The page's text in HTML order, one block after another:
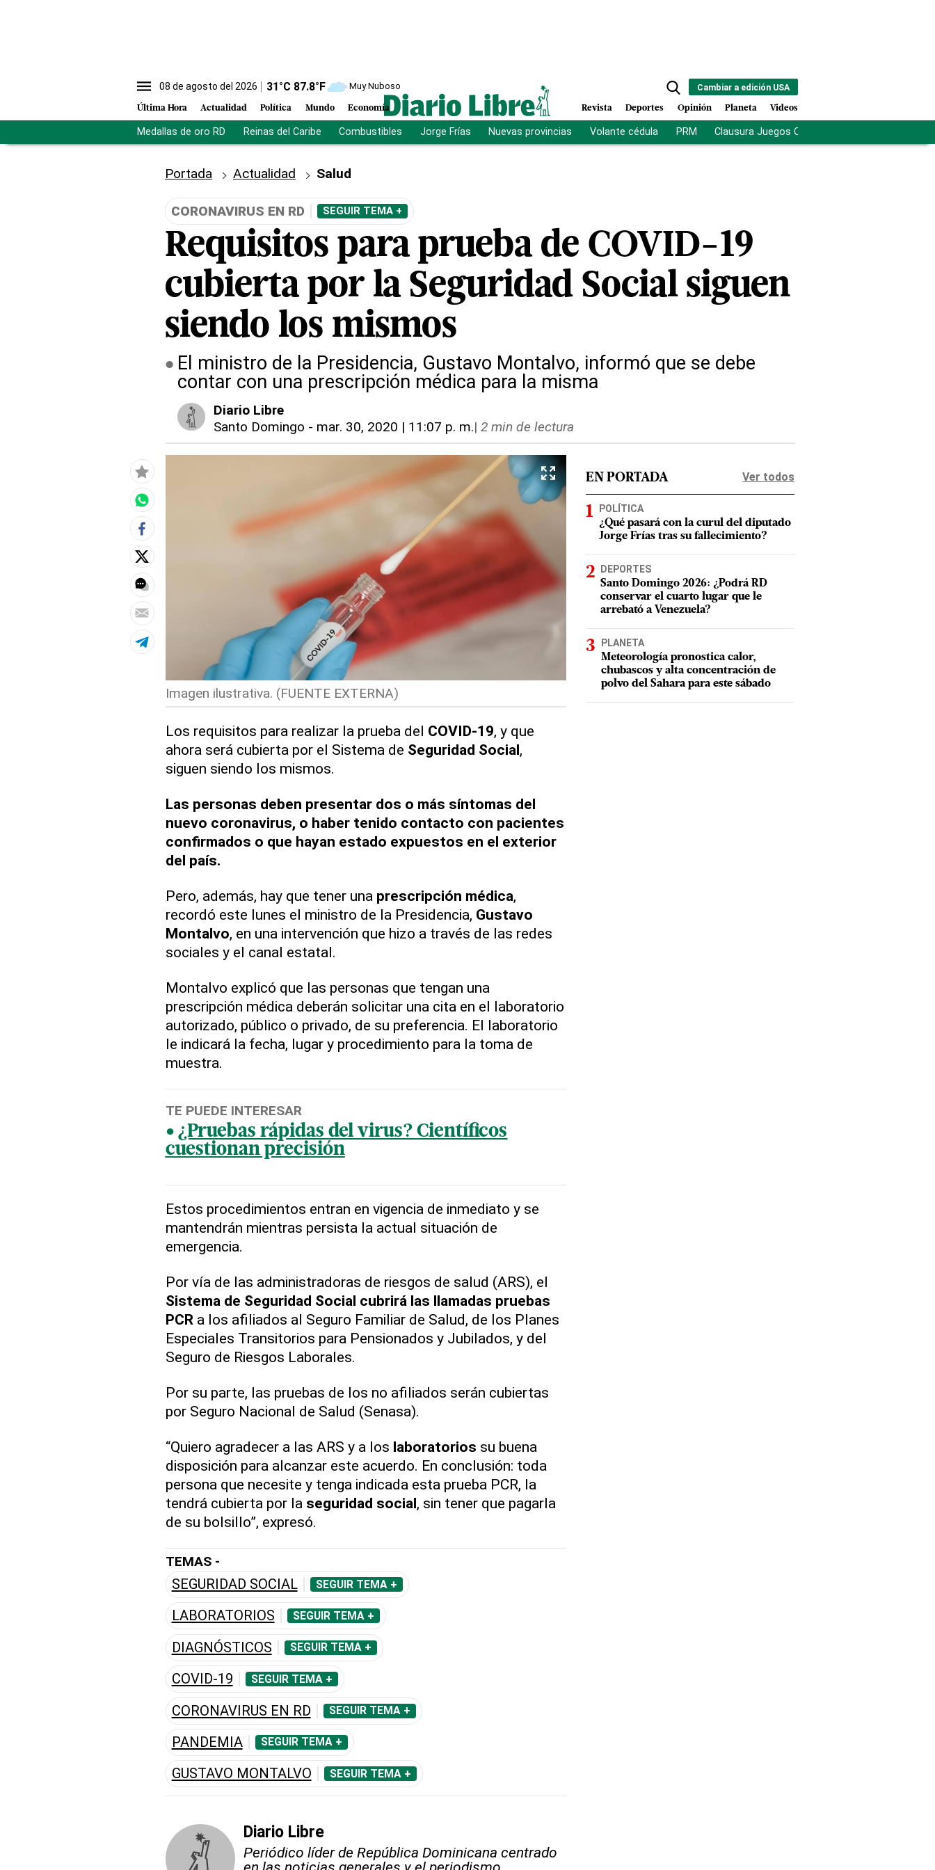
08 de agosto del 2026 31°C 87.8°F Muy Nuboso
Última Hora Actualidad Política Mundo Economía
Cambiar a edición USA
Revista Deportes Opinión Planeta Videos
Medallas de oro RD Reinas del Caribe Combustibles Jorge Frías Nuevas provincias Volante cédula PRM Clausura Juegos Centroamericanos
Portada Actualidad Salud
CORONAVIRUS EN RD SEGUIR TEMA +
Requisitos para prueba de COVID-19
cubierta por la Seguridad Social siguen
siendo los mismos
El ministro de la Presidencia, Gustavo Montalvo, informó que se debe
contar con una prescripción médica para la misma
Diario Libre
Santo Domingo - mar. 30, 2020 | 11:07 p. m.| 2 min de lectura
Imagen ilustrativa. (FUENTE EXTERNA)
Los requisitos para realizar la prueba del COVID-19, y que
ahora será cubierta por el Sistema de Seguridad Social,
siguen siendo los mismos.
Las personas deben presentar dos o más síntomas del
nuevo coronavirus, o haber tenido contacto con pacientes
confirmados o que hayan estado expuestos en el exterior
del país.
Pero, además, hay que tener una prescripción médica,
recordó este lunes el ministro de la Presidencia, Gustavo
Montalvo, en una intervención que hizo a través de las redes
sociales y el canal estatal.
Montalvo explicó que las personas que tengan una
prescripción médica deberán solicitar una cita en el laboratorio
autorizado, público o privado, de su preferencia. El laboratorio
le indicará la fecha, lugar y procedimiento para la toma de
muestra.
TE PUEDE INTERESAR
¿Pruebas rápidas del virus? Científicos
cuestionan precisión
Estos procedimientos entran en vigencia de inmediato y se
mantendrán mientras persista la actual situación de
emergencia.
Por vía de las administradoras de riesgos de salud (ARS), el
Sistema de Seguridad Social cubrirá las llamadas pruebas
PCR a los afiliados al Seguro Familiar de Salud, de los Planes
Especiales Transitorios para Pensionados y Jubilados, y del
Seguro de Riesgos Laborales.
Por su parte, las pruebas de los no afiliados serán cubiertas
por Seguro Nacional de Salud (Senasa).
“Quiero agradecer a las ARS y a los laboratorios su buena
disposición para alcanzar este acuerdo. En conclusión: toda
persona que necesite y tenga indicada esta prueba PCR, la
tendrá cubierta por la seguridad social, sin tener que pagarla
de su bolsillo”, expresó.
TEMAS -
SEGURIDAD SOCIAL SEGUIR TEMA +
LABORATORIOS SEGUIR TEMA +
DIAGNÓSTICOS SEGUIR TEMA +
COVID-19 SEGUIR TEMA +
CORONAVIRUS EN RD SEGUIR TEMA +
PANDEMIA SEGUIR TEMA +
GUSTAVO MONTALVO SEGUIR TEMA +
Diario Libre
Periódico líder de República Dominicana centrado
EN PORTADA Ver todos
POLÍTICA
¿Qué pasará con la curul del diputado
Jorge Frías tras su fallecimiento?
DEPORTES
Santo Domingo 2026: ¿Podrá RD
conservar el cuarto lugar que le
arrebató a Venezuela?
PLANETA
Meteorología pronostica calor,
chubascos y alta concentración de
polvo del Sahara para este sábado